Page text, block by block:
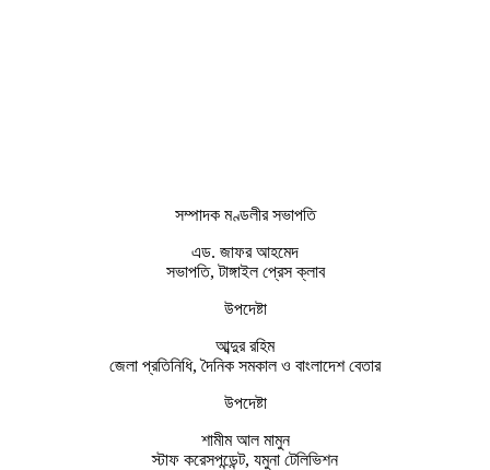
সম্পাদক মণ্ডলীর সভাপতি
এড. জাফর আহমেদ
সভাপতি, টাঙ্গাইল প্রেস ক্লাব
উপদেষ্টা
আব্দুর রহিম
জেলা প্রতিনিধি, দৈনিক সমকাল ও বাংলাদেশ বেতার
উপদেষ্টা
শামীম আল মামুন
স্টাফ করেসপন্ডেন্ট, যমুনা টেলিভিশন